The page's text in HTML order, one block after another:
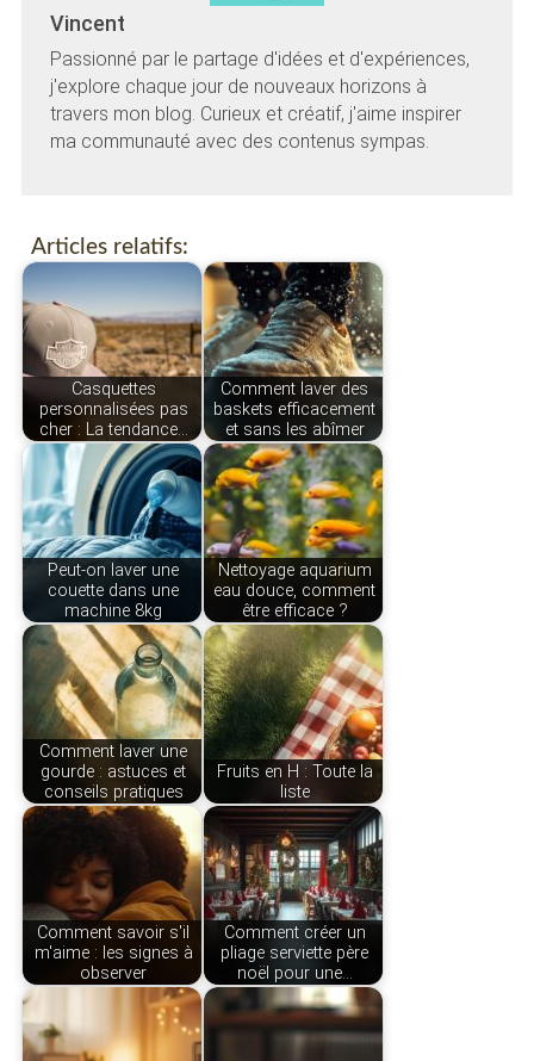
Vincent
Passionné par le partage d'idées et d'expériences,
j'explore chaque jour de nouveaux horizons à
travers mon blog. Curieux et créatif, j'aime inspirer
ma communauté avec des contenus sympas.
Articles relatifs:
Casquettes
personnalisées pas
cher : La tendance…
Comment laver des
baskets efficacement
et sans les abîmer
Peut-on laver une
couette dans une
machine 8kg
Nettoyage aquarium
eau douce, comment
être efficace ?
Comment laver une
gourde : astuces et
conseils pratiques
Fruits en H : Toute la
liste
Comment savoir s'il
m'aime : les signes à
observer
Comment créer un
pliage serviette père
noël pour une…